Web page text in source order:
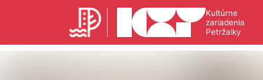
Kultúrne
zariadenia
Petržalky